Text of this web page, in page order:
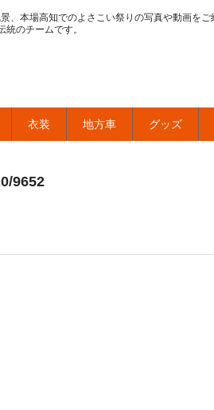
、本場高知でのよさこい祭りの写真や動画をご
のチームです。
衣装 地方車 グッズ
9652